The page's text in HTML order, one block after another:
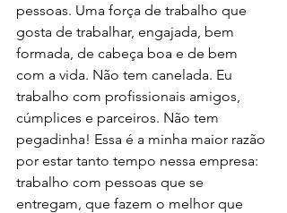
pessoas. Uma força de trabalho que
gosta de trabalhar, engajada, bem
formada, de cabeça boa e de bem
com a vida. Não tem canelada. Eu
trabalho com profissionais amigos,
cúmplices e parceiros. Não tem
pegadinha! Essa é a minha maior razão
por estar tanto tempo nessa empresa:
trabalho com pessoas que se
entregam, que fazem o melhor que